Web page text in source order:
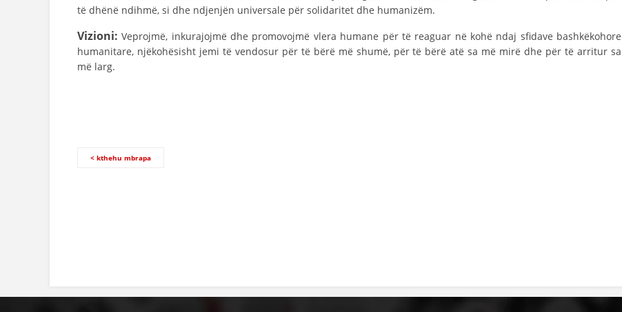
DREJTA NDERKOMBETARE HUMANITARE
të dhënë ndihmë, si dhe ndjenjën universale për solidaritet dhe humanizëm.
Vizioni:Veprojmë, inkurajojmë dhe promovojmë vlera humane për të reaguar në kohë ndaj sfidave bashkëkohore
humanitare, njëkohësisht jemi të vendosur për të bërë më shumë, për të bërë atë sa më mirë dhe për të arritur sa
më larg.
< kthehu mbrapa